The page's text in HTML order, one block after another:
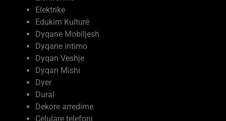
Ferma me kafshe
Farmaci
Estetike
Elektronike
Elektrike
Edukim Kulturë
Dyqane Mobiljesh
Dyqane intimo
Dyqan Veshje
Dyqan Mishi